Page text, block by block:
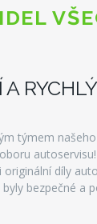
týmem
autoservisu!
originální díly
bezpečné a